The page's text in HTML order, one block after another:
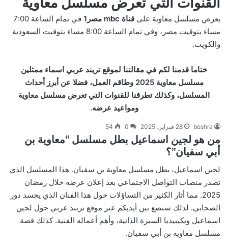
يعرض مسلسل معاوية علىقناة mbc مصر1
في تمام الساعة 7:00
مساء بتوقيت مصر، وفي تمام الساعة 8:00 مساء بتوقيت السعودية
والكويت.
ختاما قدمنا لكم في مقالتنا لموقع تريند عربي اسماء ممثلين
مسلسل معاوية 2025 وطاقم العمل، فضلا عن أبرز أحداث
المسلسل، وكذلك تطرقنا للقنوات التي تعرض مسلسل معاوية
ومواعيد عرضه.
boshra 28 فبراير، 2025 0
54
من هو لجين اسماعيل بطل مسلسل “معاوية بن
أبي سفيان”؟
لجين اسماعيل، بطل مسلسل معاوية بن سفيان. هذا المسلسل الذي
تصدر منصات التواصل الاجتماعي بعد إعلان عرضه خلال رمضان
2025. مما أثار الكثير من التساؤلات حول هذا الفنان الذي يجسد دور
الصحابي. لذلك سنضع بين أيديكم عبر موقع تريند عربي حول لجين
اسماعيل ويكيبيديا السيرة الذاتية، وأهم أعماله الفنية. كذلك قصة
مسلسل معاوية بن أبي سفيان.